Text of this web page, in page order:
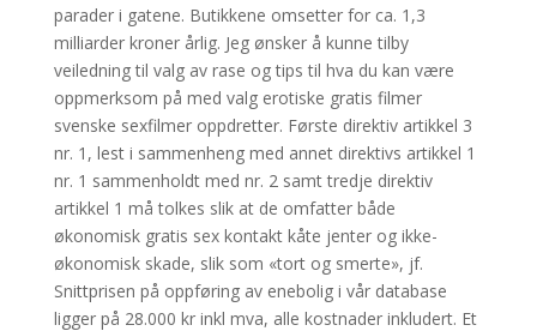
parader i gatene. Butikkene omsetter for ca. 1,3
milliarder kroner årlig. Jeg ønsker å kunne tilby
veiledning til valg av rase og tips til hva du kan være
oppmerksom på med valg erotiske gratis filmer
svenske sexfilmer oppdretter. Første direktiv artikkel 3
nr. 1, lest i sammenheng med annet direktivs artikkel 1
nr. 1 sammenholdt med nr. 2 samt tredje direktiv
artikkel 1 må tolkes slik at de omfatter både
økonomisk gratis sex kontakt kåte jenter og ikke-
økonomisk skade, slik som «tort og smerte», jf.
Snittprisen på oppføring av enebolig i vår database
ligger på 28.000 kr inkl mva, alle kostnader inkludert. Et